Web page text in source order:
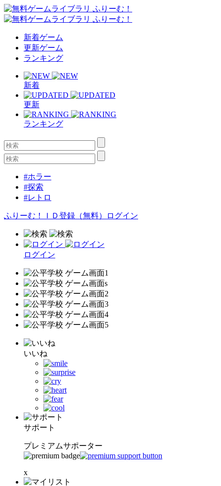
新着ゲーム
更新ゲーム
ランキング
新着
更新
ランキング
#ホラー
#探索
#レトロ
ふりーむ！ＩＤ登録（無料） ログイン
ログイン
いいね
サポート
プレミアムサポーター
x